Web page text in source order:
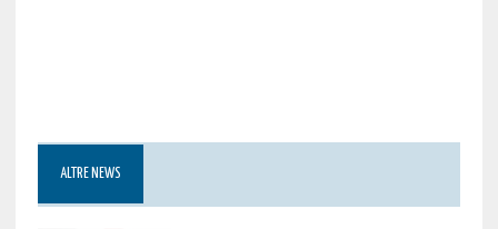
ALTRE NEWS